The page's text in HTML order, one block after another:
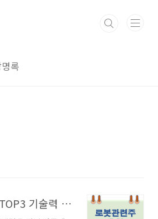
록
로봇 관련주 추천주 TOP3 기술력 주가 매출 전망 분석!